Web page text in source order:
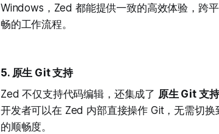
Windows，Zed 都能提供一致的高效体验，跨
畅的工作流程。
5. 原生 Git 支持
Zed 不仅支持代码编辑，还集成了 原生 Git 支持
开发者可以在 Zed 内部直接操作 Git，无需切
的顺畅度。